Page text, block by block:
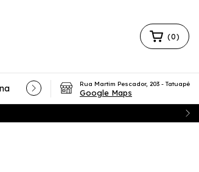
(0)
Nossa História Private Label Blog
Rua Martim Pescador, 203 - Tatuapé
Google Maps